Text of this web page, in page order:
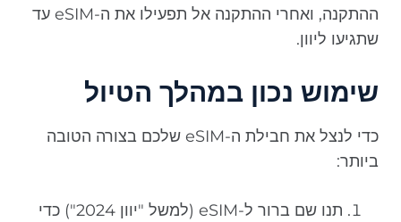
ההתקנה, ואחרי ההתקנה אל תפעילו את ה-eSIM עד
שתגיעו ליוון.
שימוש נכון במהלך הטיול
כדי לנצל את חבילת ה-eSIM שלכם בצורה הטובה
ביותר:
תנו שם ברור ל-eSIM (למשל "יוון 2024") כדי